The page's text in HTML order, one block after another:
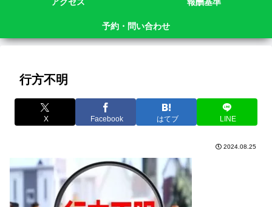
予約・問い合わせ
行方不明
X Facebook はてブ LINE
2024.08.25